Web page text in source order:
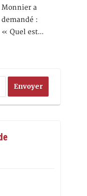
Monnier a
demandé :
« Quel est…